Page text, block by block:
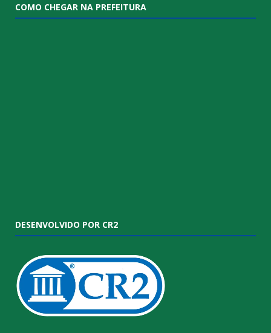
COMO CHEGAR NA PREFEITURA
DESENVOLVIDO POR CR2